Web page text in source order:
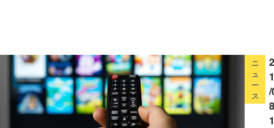
/
ニ
ュ
ー
ス